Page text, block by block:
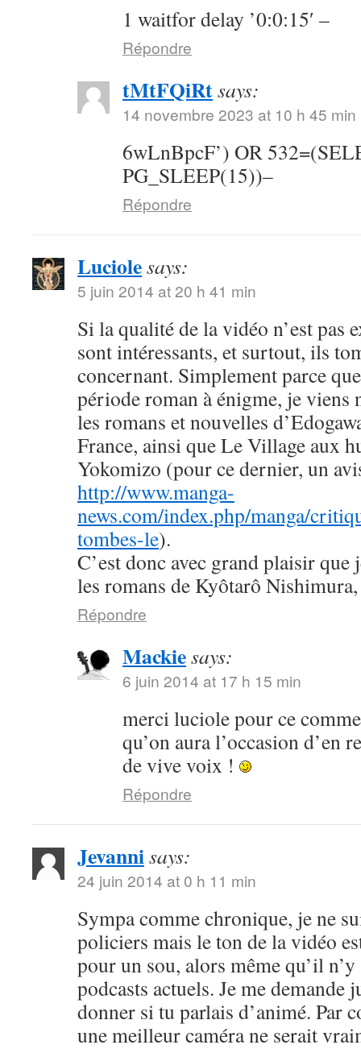
1 waitfor delay ’0:0:15′ –
Répondre
tMtFQiRtsays:
14 novembre 2023 at 10 h 45 min
6wLnBpcF’) OR
PG_SLEEP(15))–
Répondre
Luciolesays:
5 juin 2014 at 20 h 41 min
Si la qualité de la vidéo n’est pas
sont intéressants, et surtout, ils
concernant. Simplement parce
période roman à énigme, je viens
les romans et nouvelles
France, ainsi que Le Village aux
Yokomizo (pour ce dernier, un
http://www.manga-
news.com/index.php/manga/
tombes-le).
C’est donc avec grand plaisir que
les romans de Kyôtarô
Répondre
Mackiesays:
6 juin 2014 at 17 h 15 min
merci luciole pour ce
qu’on aura l’occasion d’en
de vive voix !
Répondre
Jevannisays:
24 juin 2014 at 0 h 11 min
Sympa comme chronique, je ne
policiers mais le ton de la vidéo
pour un sou, alors même qu’il
podcasts actuels. Je me demande
donner si tu parlais d’animé. Par
une meilleur caméra ne serait